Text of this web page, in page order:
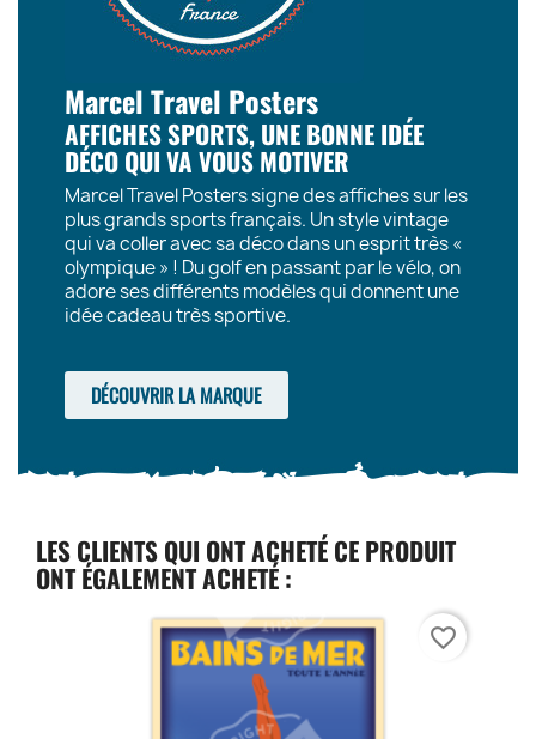
Marcel Travel Posters
AFFICHES SPORTS, UNE BONNE IDÉE
DÉCO QUI VA VOUS MOTIVER
Marcel Travel Posters signe des affiches sur les
plus grands sports français. Un style vintage
qui va coller avec sa déco dans un esprit très «
olympique » ! Du golf en passant par le vélo, on
adore ses différents modèles qui donnent une
idée cadeau très sportive.
DÉCOUVRIR LA MARQUE
LES CLIENTS QUI ONT ACHETÉ CE PRODUIT
ONT ÉGALEMENT ACHETÉ :
favorite_border